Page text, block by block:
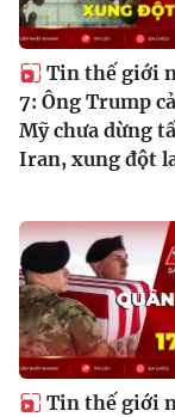
Tin thế giới
7: Ông Trump
Mỹ chưa dừng
Iran, xung đột
Tin thế giới